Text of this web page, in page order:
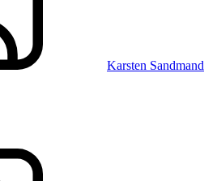
Karsten Sandmand